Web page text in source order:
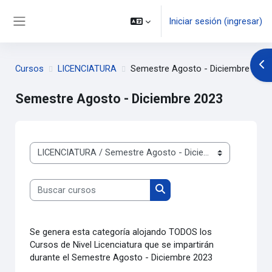
Iniciar sesión (ingresar)
Cursos LICENCIATURA Semestre Agosto - Diciembre 2023
Semestre Agosto - Diciembre 2023
Categorías
Buscar cursos
Buscar cursos
Se genera esta categoría alojando TODOS los
Cursos de Nivel Licenciatura que se impartirán
durante el Semestre Agosto - Diciembre 2023